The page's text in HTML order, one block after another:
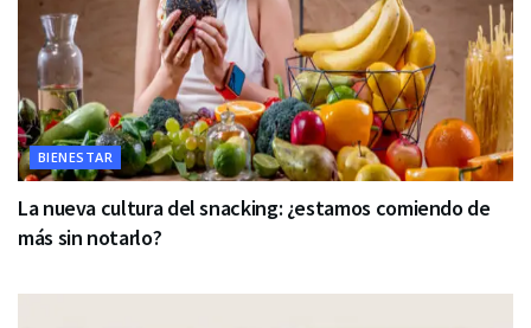
BIENESTAR
La nueva cultura del snacking: ¿estamos comiendo de
más sin notarlo?